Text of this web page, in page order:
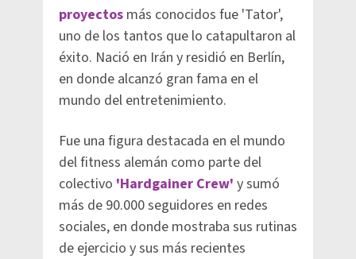
proyectos más conocidos fue 'Tator',
uno de los tantos que lo catapultaron al
éxito. Nació en Irán y residió en Berlín,
en donde alcanzó gran fama en el
mundo del entretenimiento.
Fue una figura destacada en el mundo
del fitness alemán como parte del
colectivo 'Hardgainer Crew' y sumó
más de 90.000 seguidores en redes
sociales, en donde mostraba sus rutinas
de ejercicio y sus más recientes